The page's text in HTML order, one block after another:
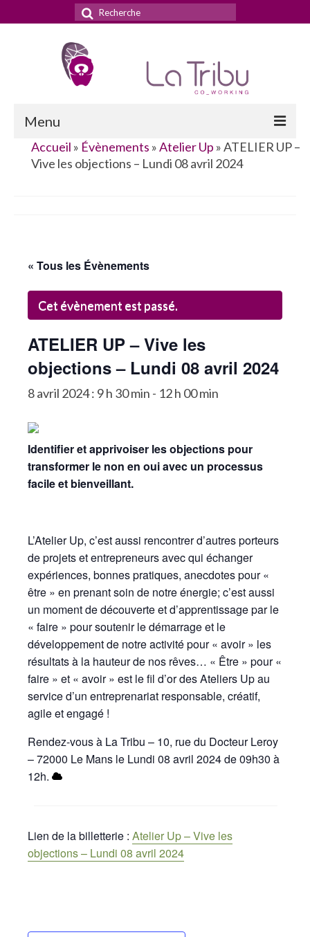
Rechercher
:
Menu
Accueil
Nos tarifs
La domiciliation commerciale
Rejoignez-nous !
Accueil » Évènements »Atelier Up »ATELIER UP –
Vive les objections – Lundi 08 avril 2024
« Tous les Évènements
Cet évènement est passé.
ATELIER UP – Vive les
objections – Lundi 08 avril 2024
8 avril 2024 : 9 h 30 min - 12 h 00 min
Identifier et apprivoiser les objections pour
transformer le non en oui avec un processus
facile et bienveillant.
L’Atelier Up, c’est aussi rencontrer d’autres porteurs
de projets et entrepreneurs avec qui échanger
expériences, bonnes pratiques, anecdotes pour «
être » en prenant soin de notre énergie; c’est aussi
un moment de découverte et d’apprentissage par le
« faire » pour soutenir le démarrage et le
développement de notre activité pour « avoir » les
résultats à la hauteur de nos rêves… « Être » pour «
faire » et « avoir » est le fil d’or des Ateliers Up au
service d’un entreprenariat responsable, créatif,
agile et engagé !
Rendez-vous à La Tribu – 10, rue du Docteur Leroy
– 72000 Le Mans le Lundi 08 avril 2024 de 09h30 à
12h.
Lien de la billetterie : Atelier Up – Vive les
objections – Lundi 08 avril 2024